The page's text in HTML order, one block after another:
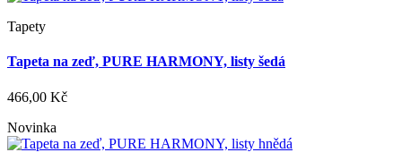
Tapety
Tapeta na zeď, PURE HARMONY, listy šedá
466,00 Kč
Novinka